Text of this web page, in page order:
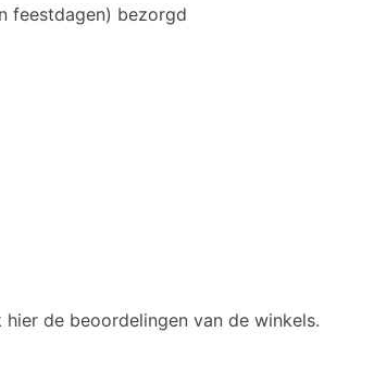
feestdagen) bezorgd
de beoordelingen van de winkels.